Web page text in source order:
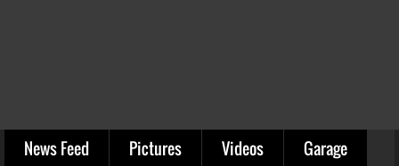
News Feed Pictures Videos
Garage